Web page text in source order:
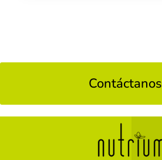
Contáctanos